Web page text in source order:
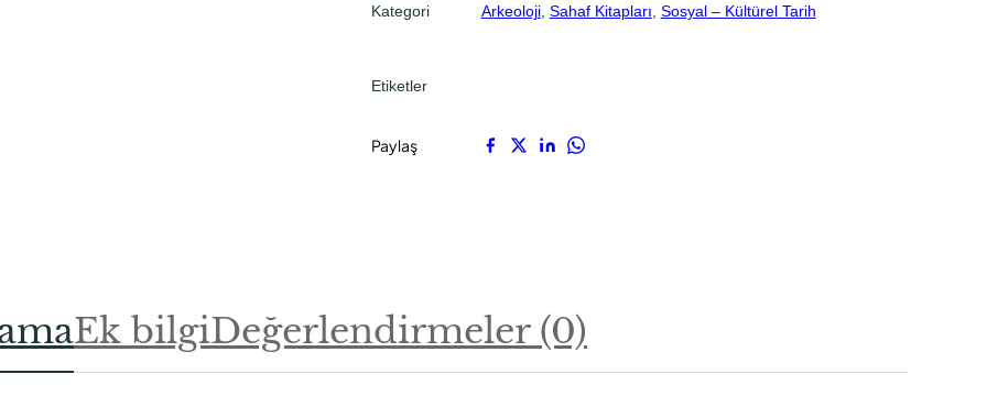
Kategori Arkeoloji, Sahaf Kitapları Sosyal – Kültürel Tarih
Etiketler
Paylaş
Ek bilgiDeğerlendirmeler (0)